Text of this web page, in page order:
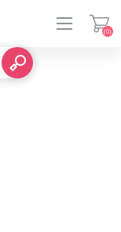
(0)